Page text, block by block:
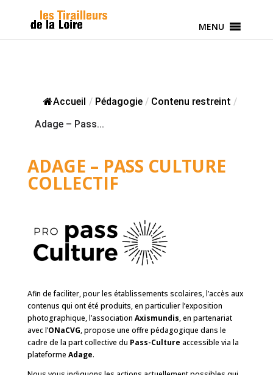
MENU
Accueil / Pédagogie / Contenu restreint /
Adage – Pass...
ADAGE – PASS CULTURE
COLLECTIF
Afin de faciliter, pour les établissements scolaires, l’accès aux
contenus qui ont été produits, en particulier l’exposition
photographique, l’association Axismundis, en partenariat
avec l’ONaCVG, propose une offre pédagogique dans le
cadre de la part collective du Pass-Culture accessible via la
plateforme Adage.